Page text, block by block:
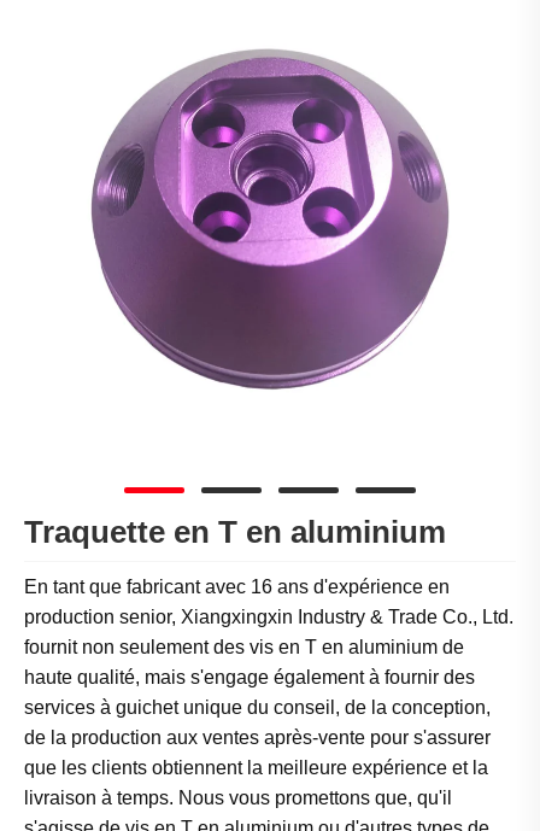
Traquette en T en aluminium
En tant que fabricant avec 16 ans d'expérience en
production senior, Xiangxingxin Industry & Trade Co., Ltd.
fournit non seulement des vis en T en aluminium de
haute qualité, mais s'engage également à fournir des
services à guichet unique du conseil, de la conception,
de la production aux ventes après-vente pour s'assurer
que les clients obtiennent la meilleure expérience et la
livraison à temps. Nous vous promettons que, qu'il